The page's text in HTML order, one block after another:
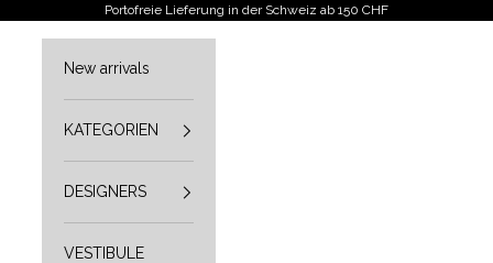
Zum Inhalt springenPortofreie Lieferung in der Schweiz ab 150 CHF
New arrivals
KATEGORIEN
DESIGNERS
VESTIBULE